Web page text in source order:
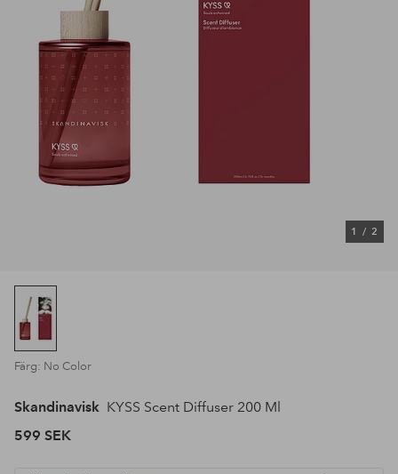
1 / 2
Färg: No Color
Skandinavisk KYSS Scent Diffuser 200 Ml
599 SEK